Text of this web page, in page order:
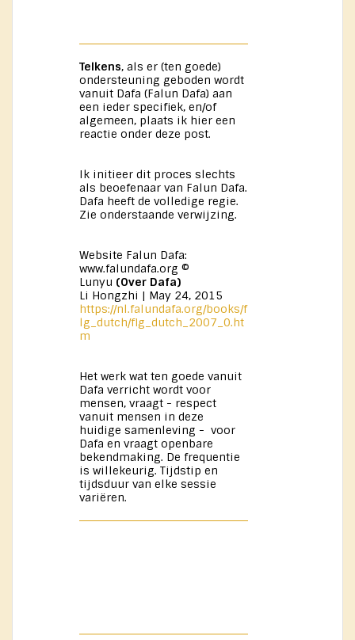
Telkens, als er (ten goede)
ondersteuning geboden wordt
vanuit Dafa (Falun Dafa) aan
een ieder specifiek, en/of
algemeen, plaats ik hier een
reactie onder deze post.
Ik initieer dit proces slechts
als beoefenaar van Falun Dafa.
Dafa heeft de volledige regie.
Zie onderstaande verwijzing.
Website Falun Dafa:
www.falundafa.org ©
Lunyu (Over Dafa)
Li Hongzhi | May 24, 2015
https://nl.falundafa.org/books/f
lg_dutch/flg_dutch_2007_0.ht
m
Het werk wat ten goede vanuit
Dafa verricht wordt voor
mensen, vraagt - respect
vanuit mensen in deze
huidige samenleving - voor
Dafa en vraagt openbare
bekendmaking. De frequentie
is willekeurig. Tijdstip en
tijdsduur van elke sessie
variëren.